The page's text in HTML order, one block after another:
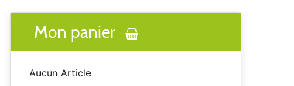
Mon panier
Aucun Article